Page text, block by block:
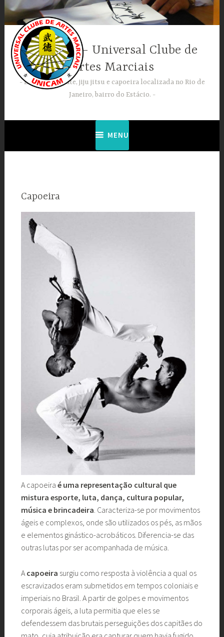
Ir
para
conteúdo
UNICAM – Universal Clube de
Artes Marciais
Escola de karate, jiju jitsu e capoeira localizada no Rio de
Janeiro, bairro do Estácio.
MENU
Capoeira
A capoeira é uma representação cultural que
mistura esporte, luta, dança, cultura popular,
música e brincadeira. Caracteriza-se por movimentos
ágeis e complexos, onde são utilizados os pés, as mãos
e elementos ginástico-acrobáticos. Diferencia-se das
outras lutas por ser acompanhada de música.
A capoeira surgiu como resposta à violência a qual os
escravizados eram submetidos em tempos coloniais e
imperiais no Brasil. A partir de golpes e movimentos
corporais ágeis, a luta permitia que eles se
defendessem das brutais perseguições dos capitães do